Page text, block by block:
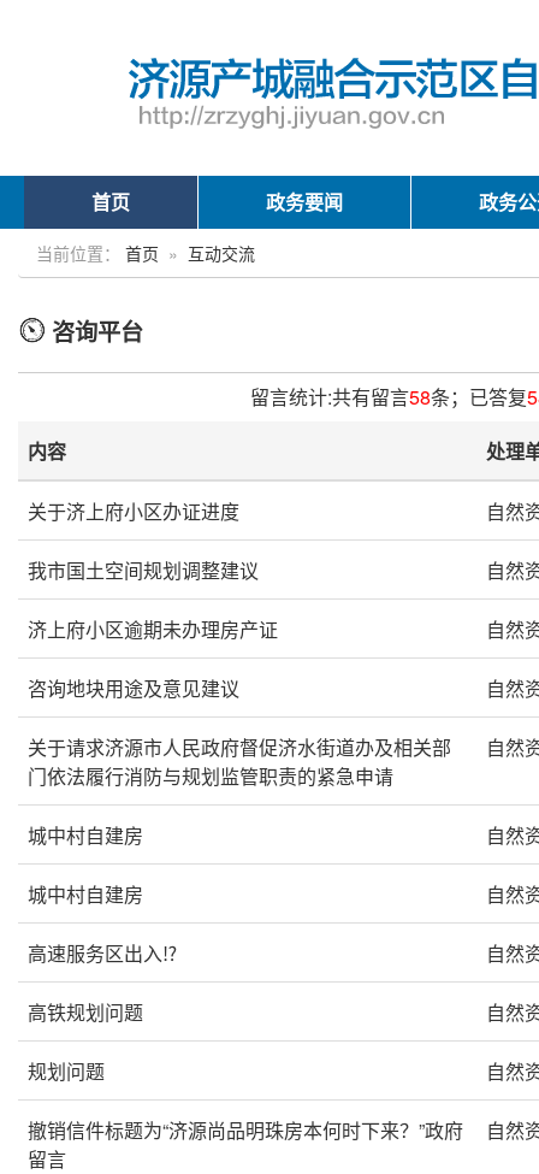
首页 政务要闻 政务
当前位置： 首页 » 互动交流
咨询平台
留言统计:共有留言58条；已答复
内容
处理
关于济上府小区办证进度 自然
我市国土空间规划调整建议 自然
济上府小区逾期未办理房产证 自然
咨询地块用途及意见建议 自然
关于请求济源市人民政府督促济水街道办及相关部
门依法履行消防与规划监管职责的紧急申请
自然
城中村自建房 自然
城中村自建房 自然
高速服务区出入⁉ 自然
高铁规划问题 自然
规划问题 自然
撤销信件标题为“济源尚品明珠房本何时下来？”政府
留言
自然